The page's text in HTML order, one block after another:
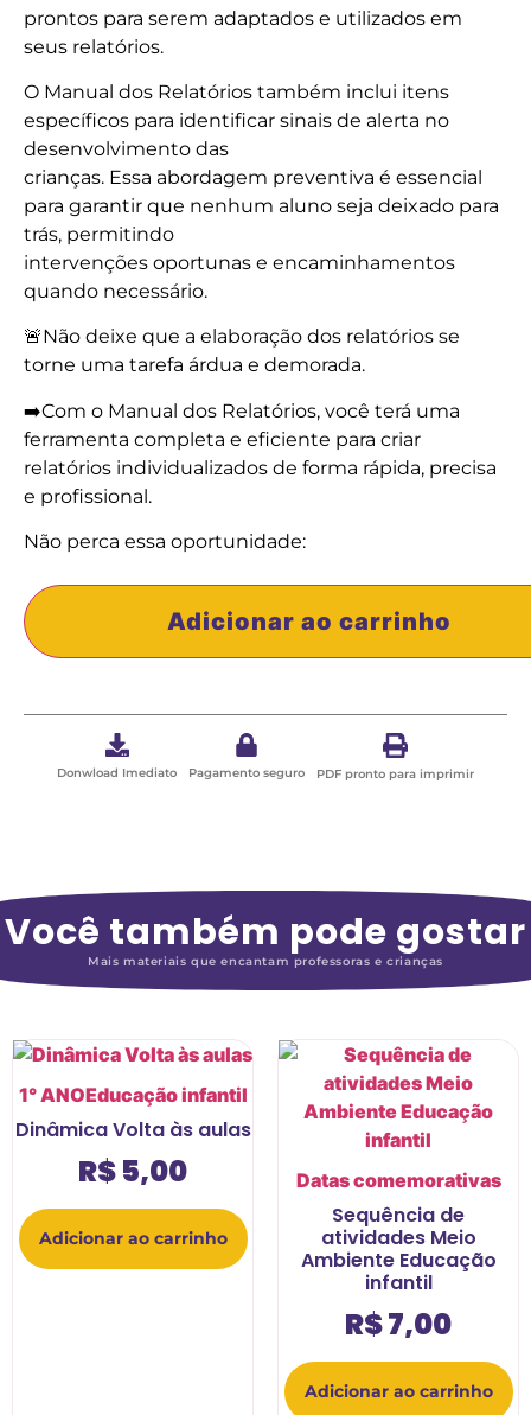
prontos para serem adaptados e utilizados em
seus relatórios.
O Manual dos Relatórios também inclui itens
específicos para identificar sinais de alerta no
desenvolvimento das
crianças. Essa abordagem preventiva é essencial
para garantir que nenhum aluno seja deixado para
trás, permitindo
intervenções oportunas e encaminhamentos
quando necessário.
🚨Não deixe que a elaboração dos relatórios se
torne uma tarefa árdua e demorada.
➡️Com o Manual dos Relatórios, você terá uma
ferramenta completa e eficiente para criar
relatórios individualizados de forma rápida, precisa
e profissional.
Não perca essa oportunidade:
Adicionar ao carrinho
Donwload Imediato Pagamento seguro PDF pronto para imprimir
Você também pode gostar
Mais materiais que encantam professoras e crianças
1° ANOEducação infantil
Dinâmica Volta às aulas
R$5,00
Adicionar ao carrinho
Datas comemorativas
Sequência de
atividades Meio
Ambiente Educação
infantil
R$7,00
Adicionar ao carrinho